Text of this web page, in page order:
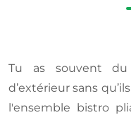
Tu as souvent
d’extérieur sans
l'ensemble bistro